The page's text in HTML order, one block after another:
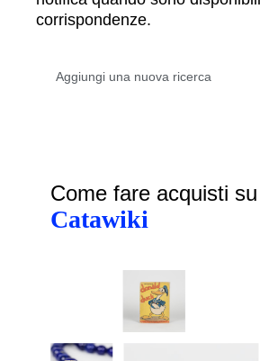
corrispondenze.
Come fare acquisti su
Catawiki